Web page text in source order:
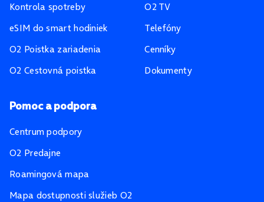
Kontrola spotreby
eSIM do smart hodiniek
O2 Poistka zariadenia
O2 Cestovná poistka
O2 TV
Telefóny
Cenníky
Dokumenty
Pomoc a podpora
Centrum podpory
O2 Predajne
Roamingová mapa
Mapa dostupnosti služieb O2